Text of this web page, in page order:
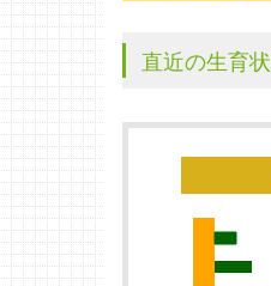
直近の生育
W-7